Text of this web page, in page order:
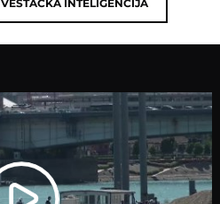
VEŠTAČKA INTELIGENCIJA